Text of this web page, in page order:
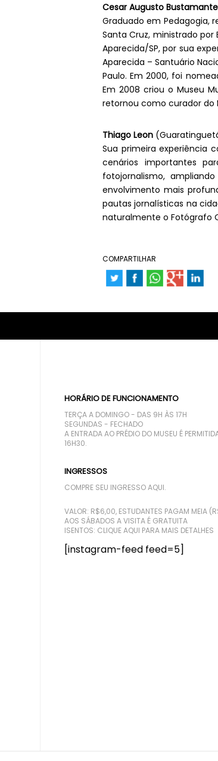
Cesar Augusto
Graduado em Pedagogia,
Santa Cruz, ministrado por
Aparecida/SP, por sua
Aparecida – Santuário
Paulo. Em 2000, foi
Em 2008 criou o Museu
retornou como curador do
Thiago Leon
Sua primeira experiência
cenários importantes
fotojornalismo,
envolvimento mais
pautas jornalísticas na
naturalmente o Fotógrafo
COMPARTILHAR
HORÁRIO DE FUNCIONAMENTO
TERÇA A DOMINGO - DAS 9H ÀS 17H
SEGUNDAS - FECHADO
A ENTRADA AO PRÉDIO DO MUSEU É
16H30.
INGRESSOS
COMPRE SEU INGRESSO AQUI.
VALOR: R$6,00, ESTUDANTES PAGAM MEIA
AOS SÁBADOS A VISITA É GRATUITA
ISENTOS: CLIQUE AQUI PARA MAIS DETALHES
[instagram-feed feed=5]